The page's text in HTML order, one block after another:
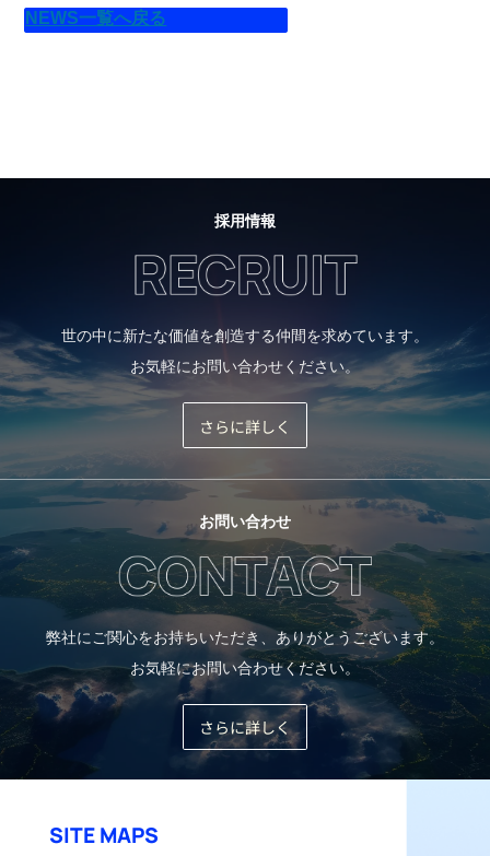
NEWS一覧へ戻る
採用情報
世の中に新たな価値を創造する仲間を求めています。
お気軽にお問い合わせください。
さらに詳しく
お問い合わせ
弊社にご関心をお持ちいただき、ありがとうございます。
お気軽にお問い合わせください。
さらに詳しく
SITE MAPS